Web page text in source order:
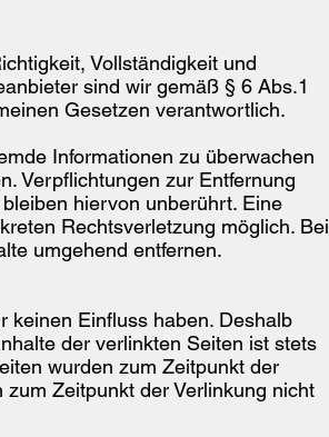
Vollständigkeit und
sind wir gemäß § 6 Abs.1
Gesetzen verantwortlich.
Informationen zu überwachen
Verpflichtungen zur Entfernung
hiervon unberührt. Eine
Rechtsverletzung möglich. Bei
umgehend entfernen.
keinen Einfluss haben. Deshalb
der verlinkten Seiten ist stets
wurden zum Zeitpunkt der
Zeitpunkt der Verlinkung nicht